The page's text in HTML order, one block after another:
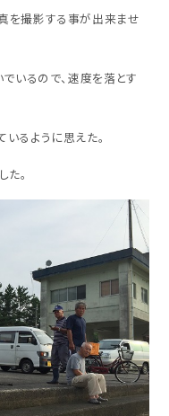
を撮影する事が出来ませ
いるので、速度を落とす
るように思えた。
。